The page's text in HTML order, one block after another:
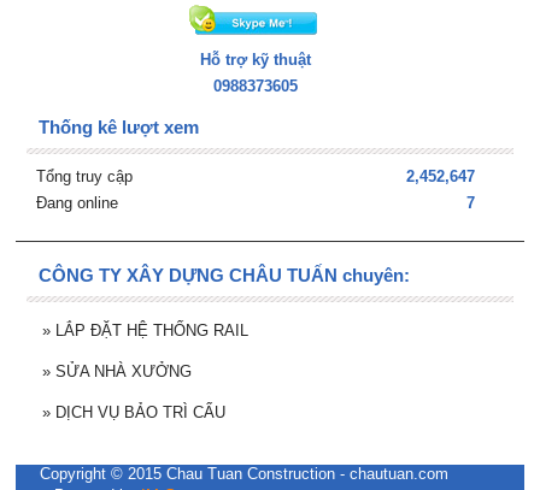
Hỗ trợ kỹ thuật
0988373605
Thống kê lượt xem
Tổng truy cập
2,452,647
Đang online
7
CÔNG TY XÂY DỰNG CHÂU TUẤN chuyên:
» LẮP ĐẶT HỆ THỐNG RAIL
» SỬA NHÀ XƯỞNG
» DỊCH VỤ BẢO TRÌ CẨU
Copyright © 2015 Chau Tuan Construction - chautuan.com